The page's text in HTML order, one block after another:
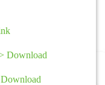
Download